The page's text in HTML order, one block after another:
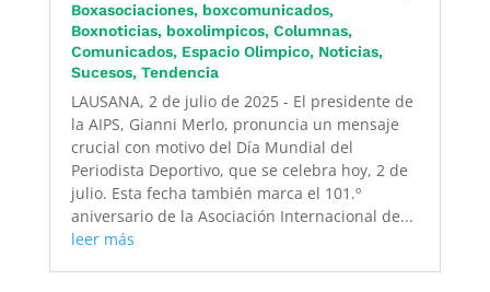
Boxasociaciones, boxcomunicados,
Boxnoticias, boxolimpicos, Columnas,
Comunicados, Espacio Olimpico, Noticias,
Sucesos, Tendencia
LAUSANA, 2 de julio de 2025 - El presidente de
la AIPS, Gianni Merlo, pronuncia un mensaje
crucial con motivo del Día Mundial del
Periodista Deportivo, que se celebra hoy, 2 de
julio. Esta fecha también marca el 101.º
aniversario de la Asociación Internacional de...
leer más